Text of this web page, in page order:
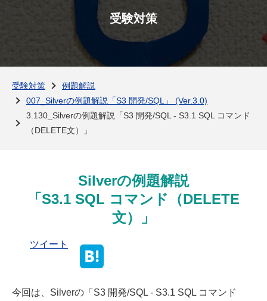
受験対策
受験対策
受験対策
例題解説
007_Silverの例題解説「S3 開発/SQL」 (Ver.3.0)
3.130_Silverの例題解説「S3 開発/SQL - S3.1 SQL コマンド
（DELETE文）」
Silverの例題解説
「S3.1 SQL コマンド（DELETE
文）」
ツイート
今回は、Silverの「S3 開発/SQL - S3.1 SQL コマンド